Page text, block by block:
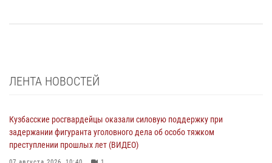
ЛЕНТА НОВОСТЕЙ
Кузбасские росгвардейцы оказали силовую поддержку при
задержании фигуранта уголовного дела об особо тяжком
преступлении прошлых лет (ВИДЕО)